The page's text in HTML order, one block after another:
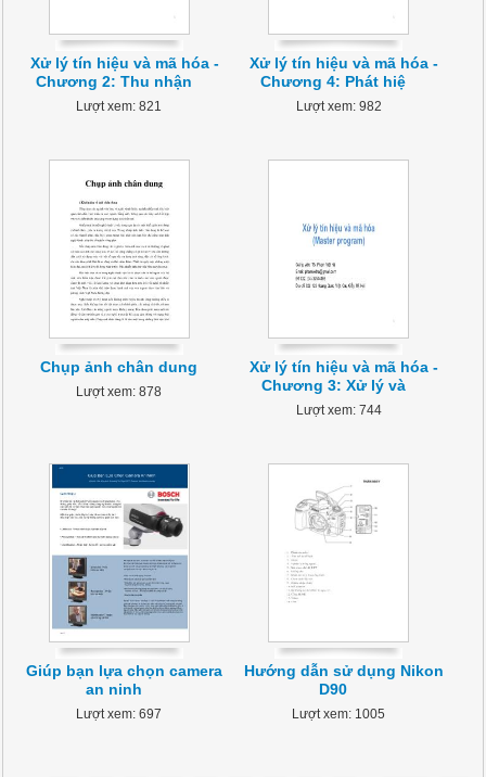
Xử lý tín hiệu và mã hóa -
Chương 2: Thu nhận
Lượt xem: 821
Xử lý tín hiệu và mã hóa -
Chương 4: Phát hiệ
Lượt xem: 982
Chụp ảnh chân dung
Lượt xem: 878
Xử lý tín hiệu và mã hóa -
Chương 3: Xử lý và
Lượt xem: 744
Giúp bạn lựa chọn camera
an ninh
Lượt xem: 697
Hướng dẫn sử dụng Nikon
D90
Lượt xem: 1005